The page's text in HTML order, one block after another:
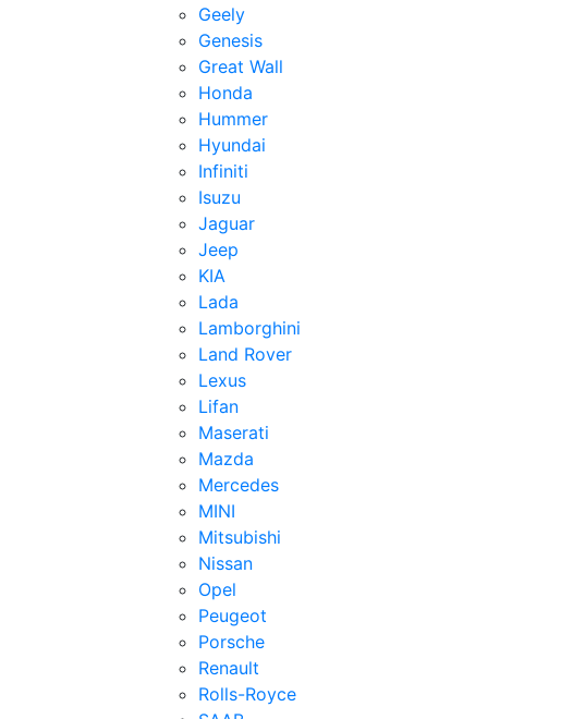
Geely
Genesis
Great Wall
Honda
Hummer
Hyundai
Infiniti
Isuzu
Jaguar
Jeep
KIA
Lada
Lamborghini
Land Rover
Lexus
Lifan
Maserati
Mazda
Mercedes
MINI
Mitsubishi
Nissan
Opel
Peugeot
Porsche
Renault
Rolls-Royce